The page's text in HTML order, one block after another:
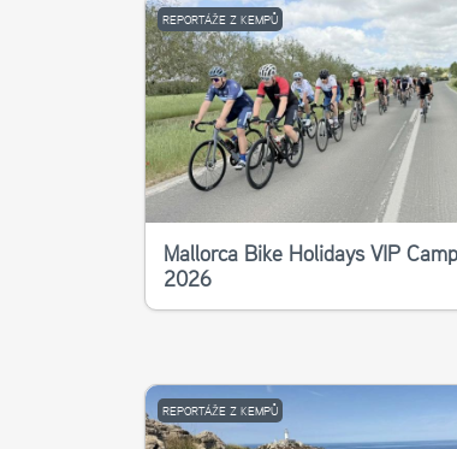
REPORTÁŽE Z KEMPŮ
Mallorca Bike Holidays VIP
2026
REPORTÁŽE Z KEMPŮ